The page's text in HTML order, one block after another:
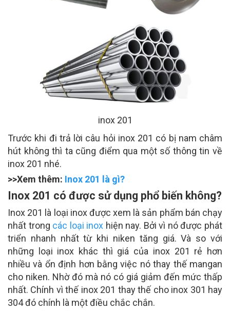
inox 201
Trước khi đi trả lời câu hỏi inox 201 có bị nam châm
hút không thì ta cũng điểm qua một số thông tin về
inox 201 nhé.
>>Xem thêm: Inox 201 là gì?
Inox 201 có được sử dụng phổ biến không?
Inox 201 là loại inox được xem là sản phẩm bán chạy
nhất trong các loại inox hiện nay. Bởi vì nó được phát
triển nhanh nhất từ khi niken tăng giá. Và so với
những loại inox khác thì giá của inox 201 rẻ hơn
nhiều và ổn định hơn bằng việc nó thay thế mangan
cho niken. Nhờ đó mà nó có giá giảm đến mức thấp
nhất. Chính vì thế inox 201 thay thế cho inox 301 hay
304 đó chính là một điều chắc chắn.